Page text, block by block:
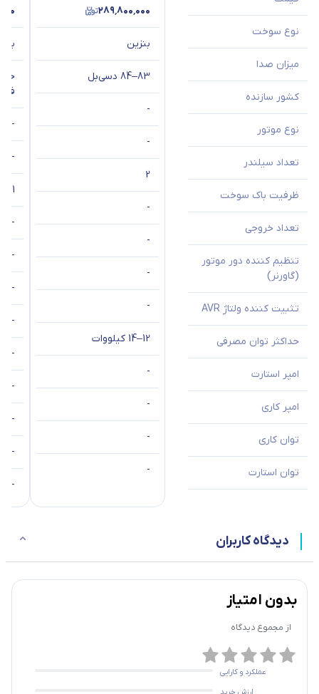
نوع سوخت
میزان صدا
کشور سازنده
نوع موتور
تعداد سیلندر
ظرفیت باک سوخت
تعداد خروجی
تنظیم کننده دور موتور
(گاورنر)
تثبیت کننده ولتاژ AVR
حداکثر توان مصرفی
امپر استارت
امپر کاری
توان کاری
توان استارت
۲۸۹٬۸۰۰٬۰۰۰
بنزین
83–84 دسی‌بل
-
-
2
-
-
-
-
12–14 کیلووات
-
-
-
-
-
-
1
-
-
-
-
-
-
-
-
-
دیدگاه کاربران
بدون امتیاز
از مجموع دیدگاه
عملکرد و کارایی
ارزش خرید